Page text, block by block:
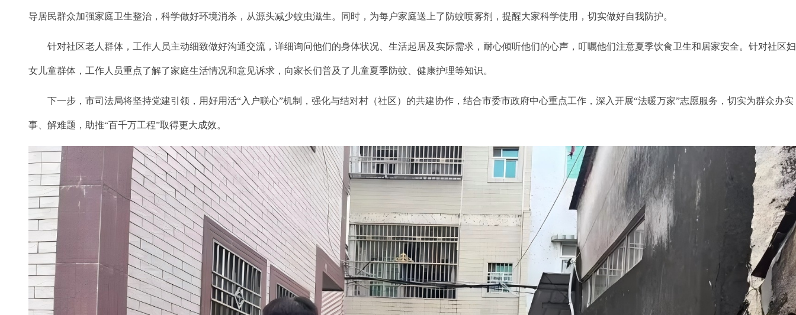
导居民群众加强家庭卫生整治，科学做好环境消杀，从源头减少蚊虫滋生。同时，为每户家庭送上了防蚊喷雾剂，提醒大家科学使用，切实做好自我防护。
针对社区老人群体，工作人员主动细致做好沟通交流，详细询问他们的身体状况、生活起居及实际需求，耐心倾听他们的心声，叮嘱他们注意夏季饮食卫生和居家安全。针对社区妇
女儿童群体，工作人员重点了解了家庭生活情况和意见诉求，向家长们普及了儿童夏季防蚊、健康护理等知识。
下一步，市司法局将坚持党建引领，用好用活“入户联心”机制，强化与结对村（社区）的共建协作，结合市委市政府中心重点工作，深入开展“法暖万家”志愿服务，切实为群众办实
事、解难题，助推“百千万工程”取得更大成效。